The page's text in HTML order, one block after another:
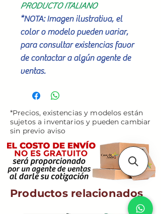
PRODUCTO ITALIANO
*NOTA: Imagen ilustrativa, el
color o modelo pueden variar,
para consultar existencias favor
de contactar a algún agente de
ventas.
*Precios, existencias y modelos están
sujetos a inventarios y pueden cambiar
sin previo aviso
Productos relacionados